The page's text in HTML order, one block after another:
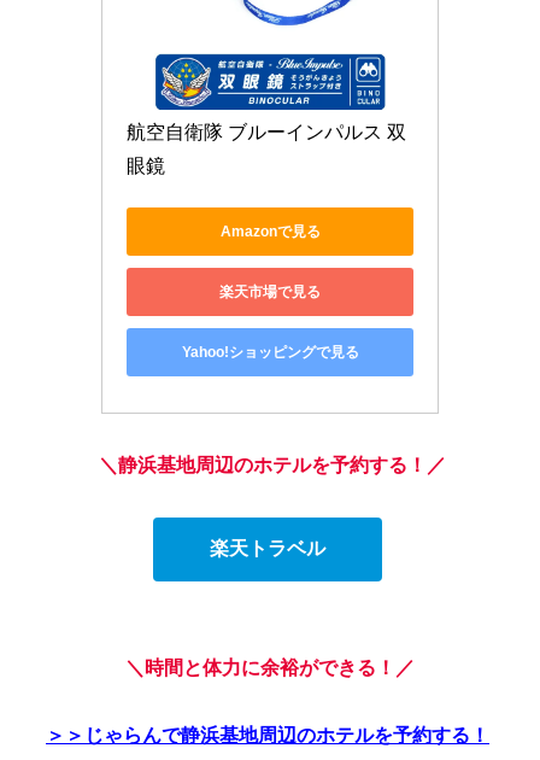
航空自衛隊 ブルーインパルス 双
眼鏡
Amazonで見る
楽天市場で見る
Yahoo!ショッピングで見る
＼静浜基地周辺のホテルを予約する！／
楽天トラベル
＼時間と体力に余裕ができる！／
＞＞じゃらんで静浜基地周辺のホテルを予約する！